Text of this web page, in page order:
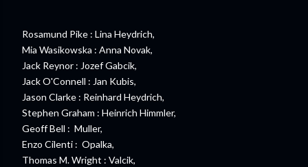
Rosamund Pike : Lina Heydrich,
Mia Wasikowska : Anna Novak,
Jack Reynor : Jozef Gabcik,
Jack O'Connell : Jan Kubis,
Jason Clarke : Reinhard Heydrich,
Stephen Graham : Heinrich Himmler,
Geoff Bell : Muller,
Enzo Cilenti : Opalka,
Thomas M. Wright : Valcik,